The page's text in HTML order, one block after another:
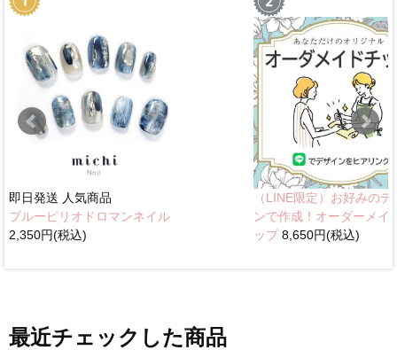
即日発送 人気商品
ブルーピリオドロマンネイル
2,350円(税込)
（LINE限定）お好みのデ
ンで作成！オーダーメイ
ップ8,650円(税込)
最近チェックした商品